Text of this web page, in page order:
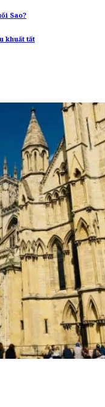
Sao?
khuất tất